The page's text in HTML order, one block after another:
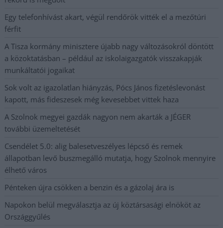
Egy telefonhívást akart, végül rendőrök vitték el a mezőtúri
férfit
A Tisza kormány minisztere újabb nagy változásokról döntött
a közoktatásban – például az iskolaigazgatók visszakapják
munkáltatói jogaikat
Sok volt az igazolatlan hiányzás, Pócs János fizetéslevonást
kapott, más fideszesek még kevesebbet vittek haza
A Szolnok megyei gazdák nagyon nem akarták a JÉGER
további üzemeltetését
Csendélet 5.0: alig balesetveszélyes lépcső és remek
állapotban levő buszmegálló mutatja, hogy Szolnok mennyire
élhető város
Pénteken újra csökken a benzin és a gázolaj ára is
Napokon belül megválasztja az új köztársasági elnököt az
Országgyűlés